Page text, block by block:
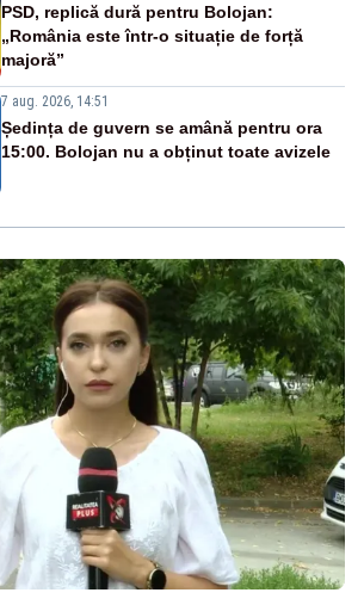
PSD, replică dură pentru Bolojan:
„România este într-o situație de forță
majoră”
7 aug. 2026, 14:51
Ședința de guvern se amână pentru ora
15:00. Bolojan nu a obținut toate avizele